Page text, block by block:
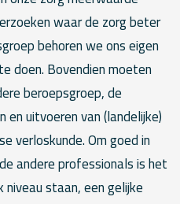
waar de zorg beter
behoren we ons eigen
doen. Bovendien moeten
beroepsgroep, de
uitvoeren van (landelijke)
verloskunde. Om goed in
andere professionals is het
staan, een gelijke